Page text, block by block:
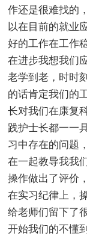
作还是很难找的
以在目前的就业
好的工作在工作
在进步我想我们
老学到老，时时
的话肯定我们的
长对我们在康复
践护士长都一一
习中存在的问题
在一起教导我我
操作做出了评价
在实习纪律上，
给老师们留下了
开始我们的不懂